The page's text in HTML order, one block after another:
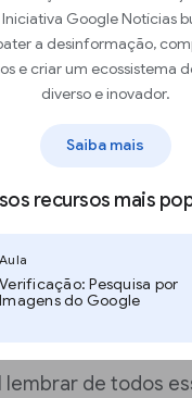
Iniciativa Google Notícias
a desinformação,
e criar um ecossistema
diverso e inovador.
Saiba mais
recursos mais
Aula
Verificação: Pesquisa por
Imagens do Google
lembrar de todos